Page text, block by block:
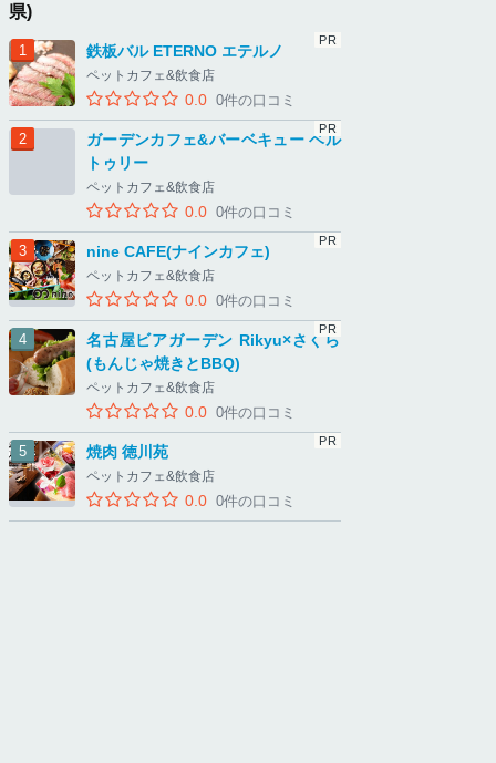
県)
鉄板バル ETERNO エテルノ
ペットカフェ&飲食店
0.0 0件の口コミ
ガーデンカフェ&バーベキュー ベル
トゥリー
ペットカフェ&飲食店
0.0 0件の口コミ
nine CAFE(ナインカフェ)
ペットカフェ&飲食店
0.0 0件の口コミ
名古屋ビアガーデン Rikyu×さくら
(もんじゃ焼きとBBQ)
ペットカフェ&飲食店
0.0 0件の口コミ
焼肉 徳川苑
ペットカフェ&飲食店
0.0 0件の口コミ